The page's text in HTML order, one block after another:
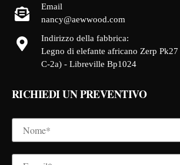
Email
nancy@aewwood.com
Indirizzo della fabbrica:
Legno di elefante africano Zerp
C-2a) - Libreville Bp1024
RICHIEDI UN PREVENTIVO